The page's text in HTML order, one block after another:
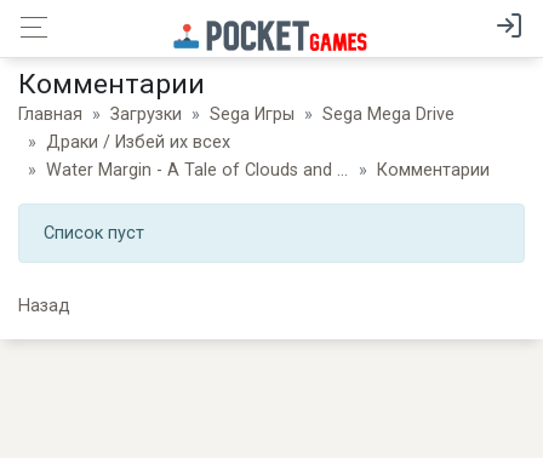
Комментарии
Главная Загрузки Sega Игры
Sega Mega Drive
Драки / Избей их всех
Water Margin - A Tale of Clouds and Wind
Комментарии
Список пуст
Назад